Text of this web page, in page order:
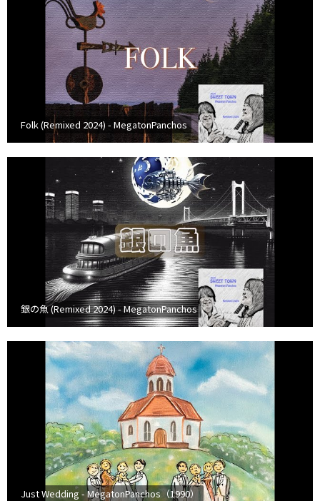
Folk (Remixed 2024) - MegatonPanchos
銀の魚 (Remixed 2024) - MegatonPanchos
Just Wedding - MegatonPanchos（1990）